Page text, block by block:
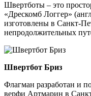
Швертботы – это
«Дрескомб Логгер»
изготовлены в Санкт-
непродолжительных
Швертбот Бриз
Флагман разработан и
верфи Артмарин в